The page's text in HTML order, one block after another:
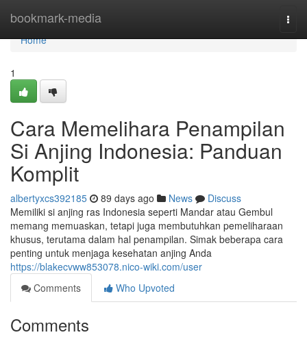
bookmark-media
Home
Home
1
Cara Memelihara Penampilan
Si Anjing Indonesia: Panduan
Komplit
albertyxcs392185 89 days ago News
Discuss
Memiliki si anjing ras Indonesia seperti Mandar atau Gembul
memang memuaskan, tetapi juga membutuhkan pemeliharaan
khusus, terutama dalam hal penampilan. Simak beberapa cara
penting untuk menjaga kesehatan anjing Anda
https://blakecvww853078.nico-wiki.com/user
Comments
Who Upvoted
Comments